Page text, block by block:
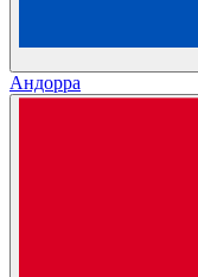
Андорра